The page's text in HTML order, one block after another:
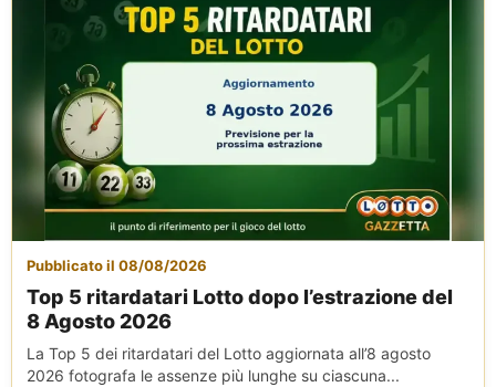
Pubblicato il 08/08/2026
Top 5 ritardatari Lotto dopo l’estrazione del
8 Agosto 2026
La Top 5 dei ritardatari del Lotto aggiornata all’8 agosto
2026 fotografa le assenze più lunghe su ciascuna...